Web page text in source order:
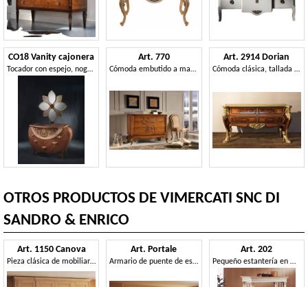
CO18 Vanity cajonera
Tocador con espejo, nogal, la decoración de hojas de oro y cobre
Art. 770
Cómoda embutido a mano, equipado con 3 cajones
Art. 2914 Dorian
Cómoda clásica, tallada a mano
OTROS PRODUCTOS DE VIMERCATI SNC DI
SANDRO & ENRICO
Art. 1150 Canova
Pieza clásica de mobiliario, para la habitación de hotel clásica
Art. Portale
Armario de puente de estilo clásico
Art. 202
Pequeño estantería en madera, decoración de hojas de oro, para sala de estar